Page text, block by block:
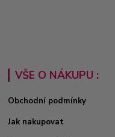
VŠE O NÁKUPU :
Obchodní podmínky
Jak nakupovat